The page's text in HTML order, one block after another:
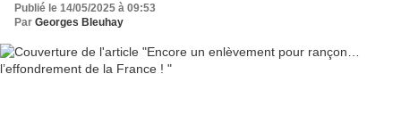
Publié le 14/05/2025 à 09:53
Par Georges Bleuhay